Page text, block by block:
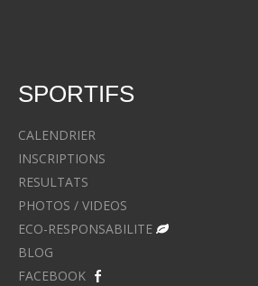
SPORTIFS
CALENDRIER
INSCRIPTIONS
RESULTATS
PHOTOS / VIDEOS
ECO-RESPONSABILITE
BLOG
FACEBOOK